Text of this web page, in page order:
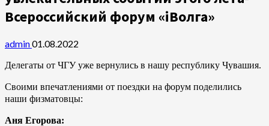
Всероссийский форум «iВолга»
admin01.08.2022
Делегаты от ЧГУ уже вернулись в нашу республику Чувашия.
Своими впечатлениями от поездки на форум поделились
наши физматовцы:
Аня Егорова: